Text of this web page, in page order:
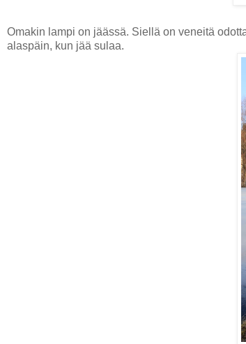
Omakin lampi on jäässä. Siellä on veneitä
alaspäin, kun jää sulaa.